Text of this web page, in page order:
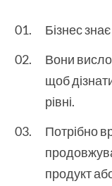
Бізнес
Вони
щоб
рівні.
Потрібно
продукт